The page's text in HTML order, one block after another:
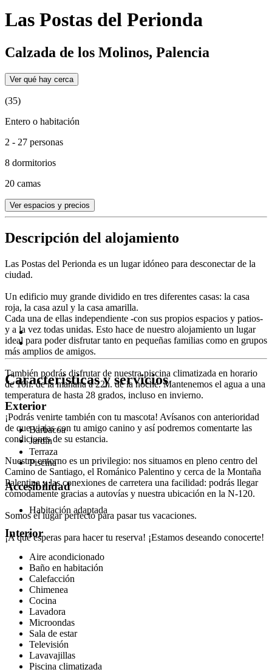
Las Postas del Perionda
Calzada de los Molinos, Palencia
Ver qué hay cerca
(35)
Entero o habitación
2 - 27 personas
8 dormitorios
20 camas
Ver espacios y precios
Descripción del alojamiento
Las Postas del Perionda es un lugar idóneo para desconectar de la
ciudad.
Un edificio muy grande dividido en tres diferentes casas: la casa
roja, la casa azul y la casa amarilla.
Cada una de ellas independiente -con sus propios espacios y patios-
y a la vez todas unidas. Esto hace de nuestro alojamiento un lugar
ideal para poder disfrutar tanto en pequeñas familias como en grupos
más amplios de amigos.
También podrás disfrutar de nuestra piscina climatizada en horario
de 10h. de la mañana a 22h. de la noche. Mantenemos el agua a una
temperatura de hasta 28 grados, incluso en invierno.
¡Podrás venirte también con tu mascota! Avísanos con anterioridad
de que viajas con tu amigo canino y así podremos comentarte las
condiciones de su estancia.
Nuestro entorno es un privilegio: nos situamos en pleno centro del
Camino de Santiago, el Románico Palentino y cerca de la Montaña
Palentina y las conexiones de carretera una facilidad: podrás llegar
cómodamente gracias a autovías y nuestra ubicación en la N-120.
Somos el lugar perfecto para pasar tus vacaciones.
¡A qué esperas para hacer tu reserva! ¡Estamos deseando conocerte!
Características y servicios
Exterior
Barbacoa
Jardín
Terraza
Piscina
Accesibilidad
Habitación adaptada
Interior
Aire acondicionado
Baño en habitación
Calefacción
Chimenea
Cocina
Lavadora
Microondas
Sala de estar
Televisión
Lavavajillas
Piscina climatizada